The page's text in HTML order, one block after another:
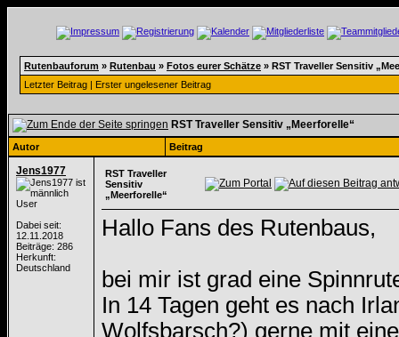
Rutenbauforum » Rutenbau » Fotos eurer Schätze » RST Traveller Sensitiv
Letzter Beitrag | Erster ungelesener Beitrag
RST Traveller Sensitiv „Meerforelle“
Autor Beitrag
Jens1977
User
Dabei seit:
12.11.2018
Beiträge: 286
Herkunft:
Deutschland
RST Traveller
Sensitiv
„Meerforelle“
Hallo Fans des Rutenbaus,
bei mir ist grad eine
In 14 Tagen geht es nach
Wolfsbarsch?) gerne mit